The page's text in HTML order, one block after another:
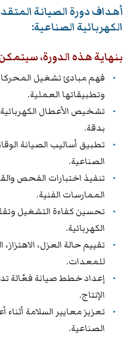
أهداف دورة الصيانة
الكهربائية الصناعية:
بنهاية هذه الدورة،
فهم مبادئ تشغيل
وتطبيقاتها العملية.
تشخيص الأعطال
بدقة.
تطبيق أساليب الصيانة
الصناعية.
تنفيذ اختبارات الفحص
الممارسات الفنية.
تحسين كفاءة التشغيل
الكهربائية.
تقييم حالة العزل،
للمعدات.
إعداد خطط صيانة فعّالة
الإنتاج.
تعزيز معايير السلامة
الصناعية.